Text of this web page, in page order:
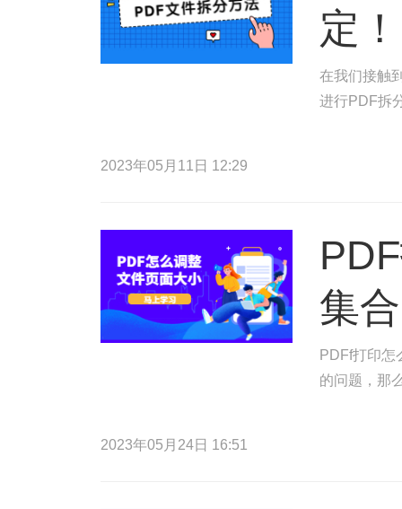
定！
在我们接触
进行PDF拆
2023年05月11日 12:29
集
PDFf打印
的问题，那
2023年05月24日 16:51